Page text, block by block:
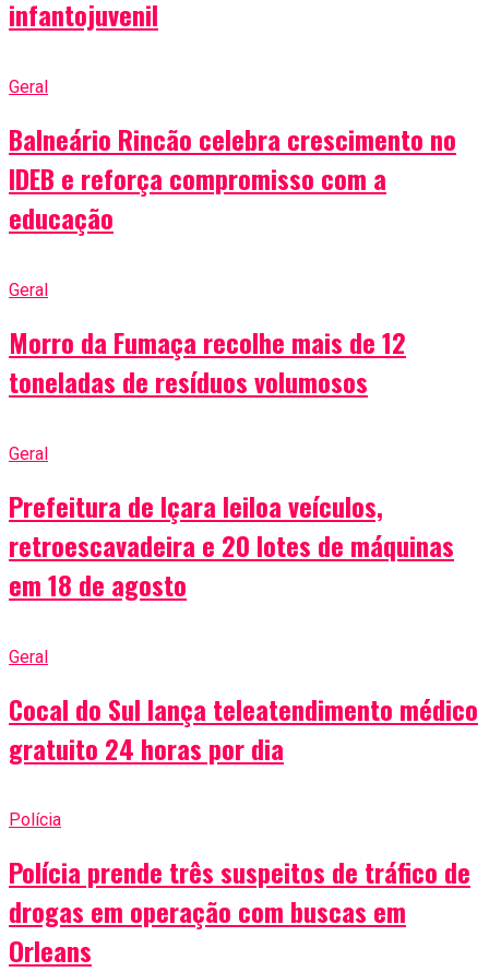
infantojuvenil
Geral
Balneário Rincão celebra crescimento no
IDEB e reforça compromisso com a
educação
Geral
Morro da Fumaça recolhe mais de 12
toneladas de resíduos volumosos
Geral
Prefeitura de Içara leiloa veículos,
retroescavadeira e 20 lotes de máquinas
em 18 de agosto
Geral
Cocal do Sul lança teleatendimento médico
gratuito 24 horas por dia
Polícia
Polícia prende três suspeitos de tráfico de
drogas em operação com buscas em
Orleans